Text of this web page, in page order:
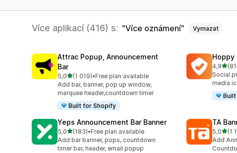
Více aplikací (416) s: Více oznámení Vymazat
Attrac Popup, Announcement
Bar
5,0z 5 hvězd
(1 019)
Celkový počet recenzí: 1019
•Free plan available
Add bar, banner, pop up window,
marquee header,countdown timer
Built for Shopify
Hoppy
4,9z 5
Celkový
Social
media
Yeps Announcement Bar Banner
5,0z 5 hvězd
(183)
Celkový počet recenzí: 183
•Free plan available
Add bar banner, pops, countdown
timer bar, header, email popup
TA
5,0z 5(1
Add